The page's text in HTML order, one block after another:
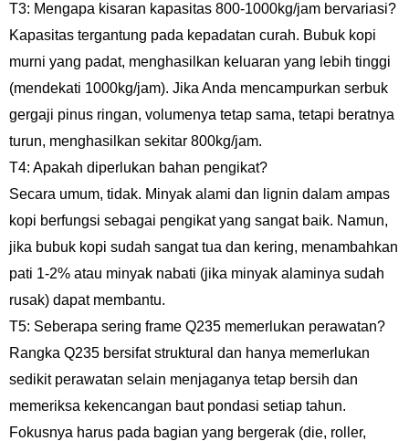
T3: Mengapa kisaran kapasitas 800-1000kg/jam bervariasi?
Kapasitas tergantung pada kepadatan curah. Bubuk kopi
murni yang padat, menghasilkan keluaran yang lebih tinggi
(mendekati 1000kg/jam). Jika Anda mencampurkan serbuk
gergaji pinus ringan, volumenya tetap sama, tetapi beratnya
turun, menghasilkan sekitar 800kg/jam.
T4: Apakah diperlukan bahan pengikat?
Secara umum, tidak. Minyak alami dan lignin dalam ampas
kopi berfungsi sebagai pengikat yang sangat baik. Namun,
jika bubuk kopi sudah sangat tua dan kering, menambahkan
pati 1-2% atau minyak nabati (jika minyak alaminya sudah
rusak) dapat membantu.
T5: Seberapa sering frame Q235 memerlukan perawatan?
Rangka Q235 bersifat struktural dan hanya memerlukan
sedikit perawatan selain menjaganya tetap bersih dan
memeriksa kekencangan baut pondasi setiap tahun.
Fokusnya harus pada bagian yang bergerak (die, roller,